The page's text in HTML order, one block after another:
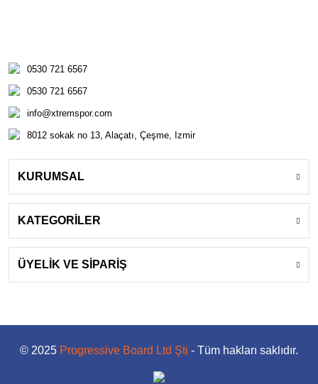
0530 721 6567
0530 721 6567
info@xtremspor.com
8012 sokak no 13, Alaçatı, Çeşme, Izmir
KURUMSAL
KATEGORİLER
ÜYELİK VE SİPARİŞ
© 2025 Progressive Board Ltd Şti - Tüm hakları saklıdır.